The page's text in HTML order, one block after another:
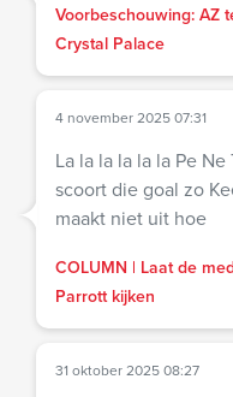
Voorbeschouwing: AZ
Crystal Palace
4 november 2025 07:31
La la la la la la Pe
scoort die goal zo
maakt niet uit hoe
COLUMN | Laat de
Parrott kijken
31 oktober 2025 08:27